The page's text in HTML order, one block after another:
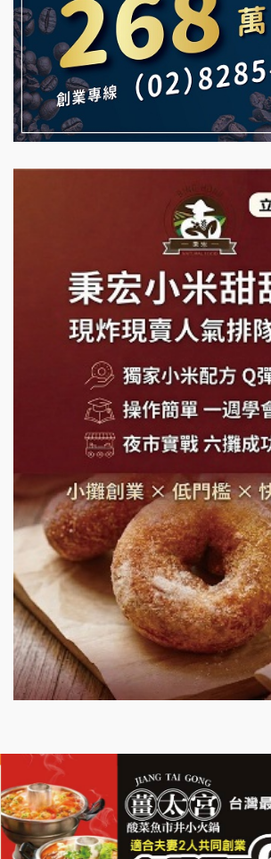
MUSHEN徵SPA美容芳療師
日十。早午食加盟說明會
拾鑶火鍋加盟說明會
TEA TOP加盟說明會
珍好味臭臭鍋加盟說明會
藍象廷泰式火鍋加盟說明會
莫尼早餐Morni加盟說明會
手作功夫茶加盟說明會
SHARE TEA歇腳亭加盟說明會
潮味決-湯滷專門店加盟說明會
鬍子茶加盟說明會
鮮茶道加盟說明會
微風亭鐵板燒加盟說明會
漫步藍咖啡加盟說明會
明石章魚燒加盟說明會
出櫃加盟說明會
千香漢堡加盟說明會
拉亞漢堡加盟說明會
杜芳子古味茶鋪加盟說明會